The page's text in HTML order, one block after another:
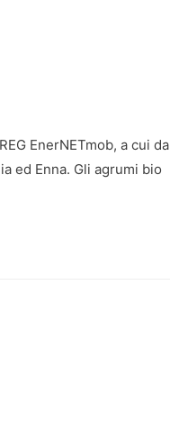
EnerNETmob, a cui da
ed Enna. Gli agrumi bio